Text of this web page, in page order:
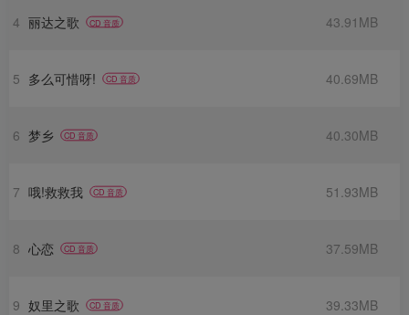
4 丽达之歌 CD 音质 43.91MB
5 多么可惜呀! CD 音质 40.69MB
6 梦乡 CD 音质 40.30MB
7 哦!救救我 CD 音质 51.93MB
8 心恋 CD 音质 37.59MB
9 奴里之歌 CD 音质 39.33MB